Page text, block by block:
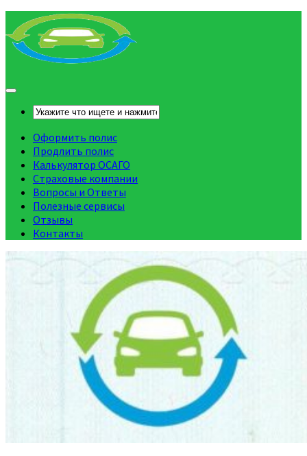
Оформить полис
Продлить полис
Калькулятор ОСАГО
Страховые компании
Вопросы и Ответы
Полезные сервисы
Отзывы
Контакты